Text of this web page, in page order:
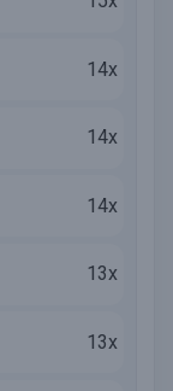
14x
14x
14x
13x
13x